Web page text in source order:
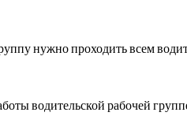
нужно проходить всем
водительской рабочей